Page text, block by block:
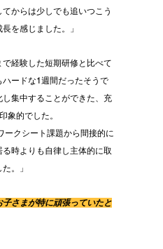
からは少しでも追いつこう
を感じました。」
で経験した短期研修と比べて
ードな1週間だったそうで
集中することができた、充
象的でした。
ークシート課題から間接的に
時よりも自律し主体的に取
。」
さまが特に頑張っていたと